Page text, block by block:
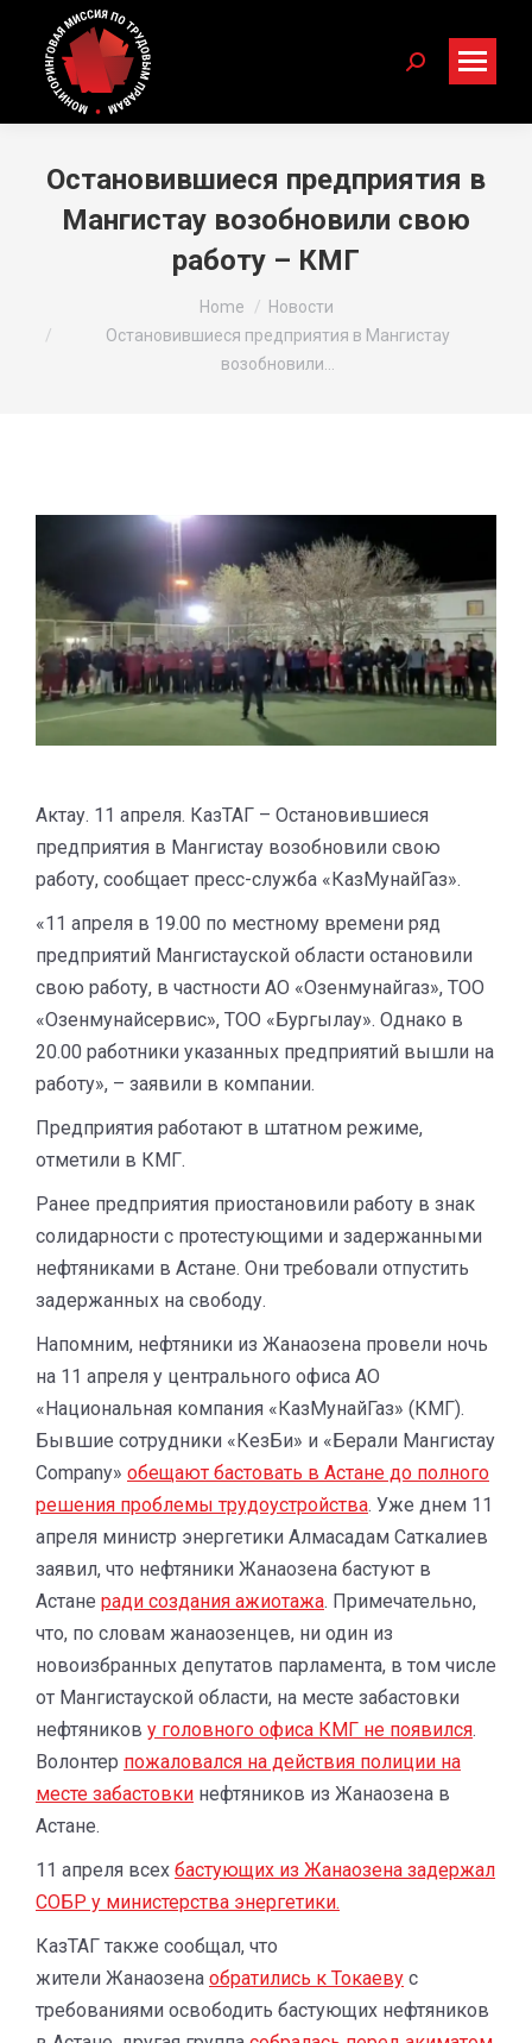
Search:
Остановившиеся предприятия в
Мангистау возобновили свою
работу – КМГ
Home
Новости
Остановившиеся предприятия в Мангистау
возобновили…
Актау. 11 апреля. КазТАГ – Остановившиеся
предприятия в Мангистау возобновили свою
работу, сообщает пресс-служба «КазМунайГаз».
«11 апреля в 19.00 по местному времени ряд
предприятий Мангистауской области остановили
свою работу, в частности АО «Озенмунайгаз», ТОО
«Озенмунайсервис», ТОО «Бургылау». Однако в
20.00 работники указанных предприятий вышли на
работу», – заявили в компании.
Предприятия работают в штатном режиме,
отметили в КМГ.
Ранее предприятия приостановили работу в знак
солидарности с протестующими и задержанными
нефтяниками в Астане. Они требовали отпустить
задержанных на свободу.
Напомним, нефтяники из Жанаозена провели ночь
на 11 апреля у центрального офиса АО
«Национальная компания «КазМунайГаз» (КМГ).
Бывшие сотрудники «КезБи» и «Берали Мангистау
Company» обещают бастовать в Астане до полного
решения проблемы трудоустройства. Уже днем 11
апреля министр энергетики Алмасадам Саткалиев
заявил, что нефтяники Жанаозена бастуют в
Астане ради создания ажиотажа. Примечательно,
что, по словам жанаозенцев, ни один из
новоизбранных депутатов парламента, в том числе
от Мангистауской области, на месте забастовки
нефтяников у головного офиса КМГ не появился.
Волонтер пожаловался на действия полиции на
месте забастовки нефтяников из Жанаозена в
Астане.
11 апреля всех бастующих из Жанаозена задержал
СОБР у министерства энергетики.
КазТАГ также сообщал, что
жители Жанаозена обратились к Токаеву с
требованиями освободить бастующих нефтяников